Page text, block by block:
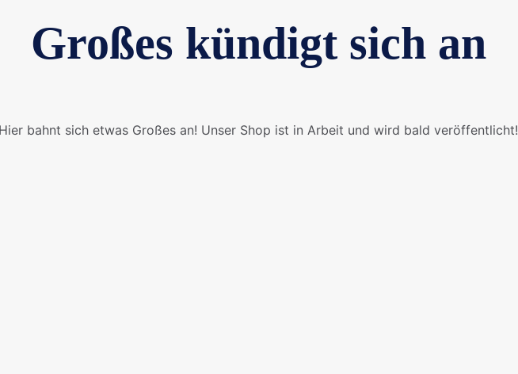
Großes kündigt sich an
Hier bahnt sich etwas Großes an! Unser Shop ist in Arbeit und wird bald veröffentlicht!